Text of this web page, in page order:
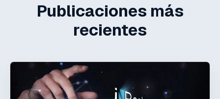
Publicaciones más
recientes